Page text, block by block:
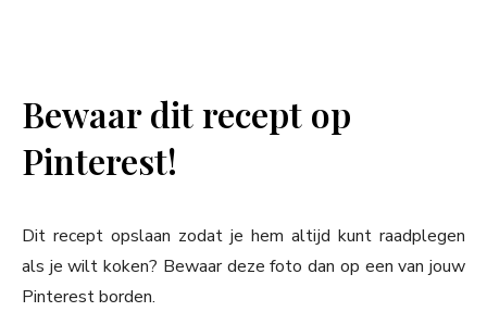
Bewaar dit recept op
Pinterest!
Dit recept opslaan zodat je hem altijd kunt raadplegen
als je wilt koken? Bewaar deze foto dan op een van jouw
Pinterest borden.